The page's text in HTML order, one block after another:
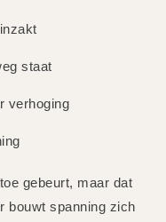
staat
verhoging
gebeurt, maar dat
bouwt spanning zich